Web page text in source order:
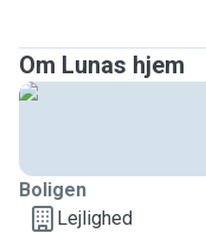
Om Lunas hjem
Boligen
Lejlighed